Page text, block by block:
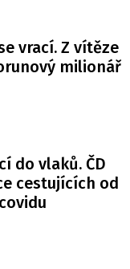
vrací. Z vítěze
milionář
do vlaků. ČD
cestujících od